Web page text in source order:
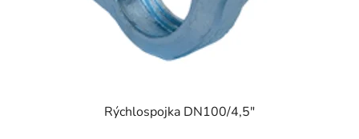
Rýchlospojka DN100/4,5"